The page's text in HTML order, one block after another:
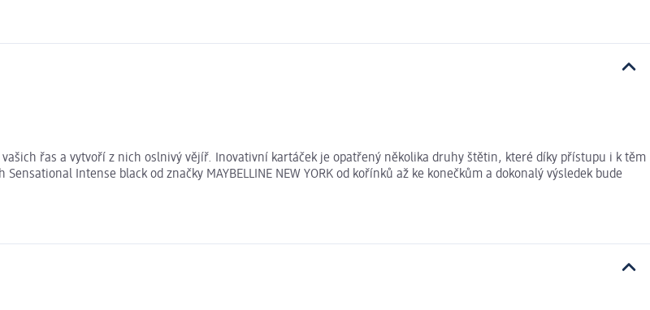
vašich řas a vytvoří z nich oslnivý vějíř. Inovativní kartáček je opatřený několika druhy štětin, které díky přístupu i k těm
Intense black od značky MAYBELLINE NEW YORK od kořínků až ke konečkům a dokonalý výsledek bude